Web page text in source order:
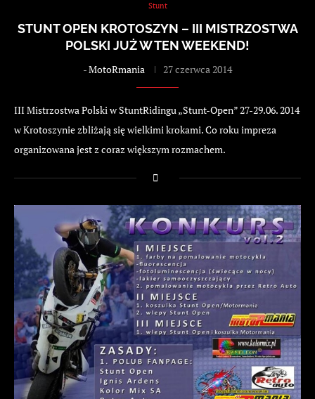
Stunt
STUNT OPEN KROTOSZYN – III MISTRZOSTWA
POLSKI JUŻ W TEN WEEKEND!
-MotoRmania 27 czerwca 2014
III Mistrzostwa Polski w StuntRidingu „Stunt-Open” 27-29.06. 2014
w Krotoszynie zbliżają się wielkimi krokami. Co roku impreza
organizowana jest z coraz większym rozmachem.